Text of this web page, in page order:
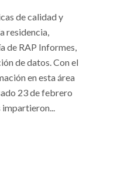
de calidad y
residencia,
de RAP Informes,
de datos. Con el
en esta área
23 de febrero